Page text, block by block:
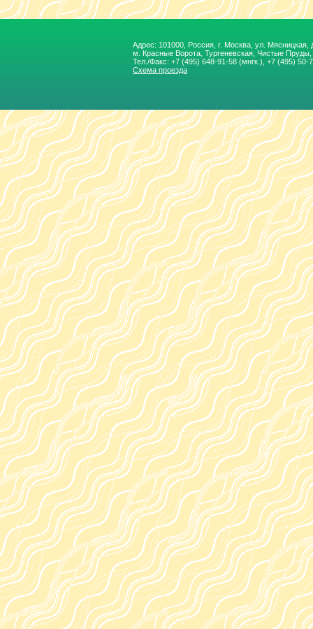
Адрес: 101000, Россия, г. Москва, ул. Мясницкая,
м. Красные Ворота, Тургеневская, Чиcтые
Тел./Факс: +7 (495) 648-91-58 (мнгк.), +7 (495) 50-
Схема проезда